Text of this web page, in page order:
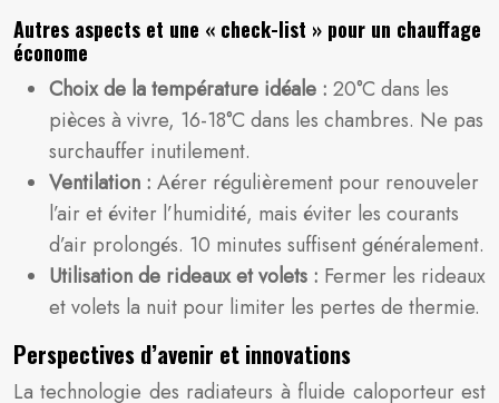
Autres aspects et une « check-list » pour un chauffage
économe
Choix de la température idéale : 20°C dans les
pièces à vivre, 16-18°C dans les chambres. Ne pas
surchauffer inutilement.
Ventilation : Aérer régulièrement pour renouveler
l’air et éviter l’humidité, mais éviter les courants
d’air prolongés. 10 minutes suffisent généralement.
Utilisation de rideaux et volets : Fermer les rideaux
et volets la nuit pour limiter les pertes de thermie.
Perspectives d’avenir et innovations
La technologie des radiateurs à fluide caloporteur est